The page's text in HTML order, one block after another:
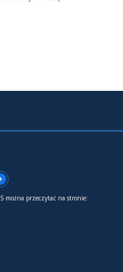
można przeczytać na stronie: